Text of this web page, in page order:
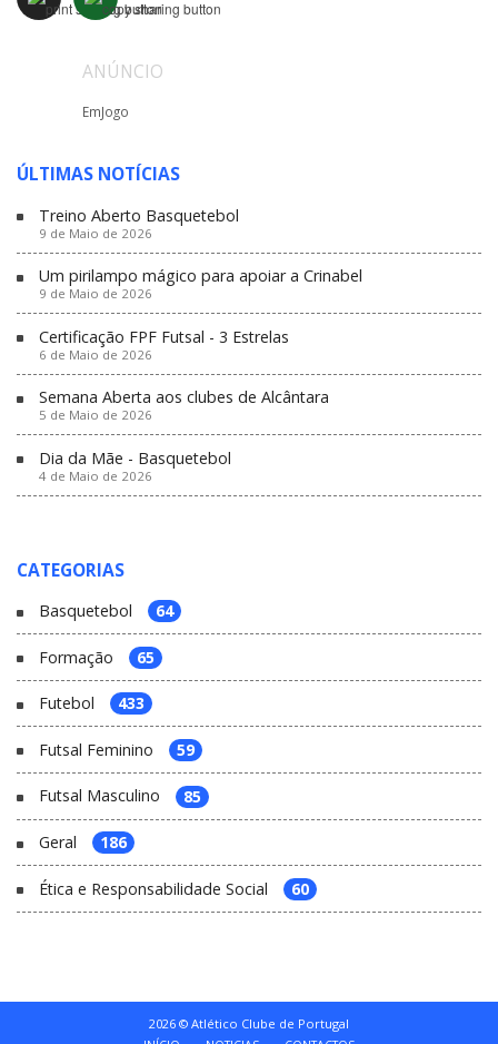
ANÚNCIO
EmJogo
ÚLTIMAS NOTÍCIAS
Treino Aberto Basquetebol
9 de Maio de 2026
Um pirilampo mágico para apoiar a Crinabel
9 de Maio de 2026
Certificação FPF Futsal - 3 Estrelas
6 de Maio de 2026
Semana Aberta aos clubes de Alcântara
5 de Maio de 2026
Dia da Mãe - Basquetebol
4 de Maio de 2026
CATEGORIAS
Basquetebol 64
Formação 65
Futebol 433
Futsal Feminino 59
Futsal Masculino 85
Geral 186
Ética e Responsabilidade Social 60
2026 © Atlético Clube de Portugal